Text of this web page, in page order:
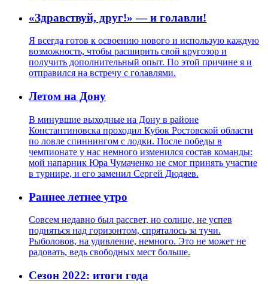
«Здравствуй, друг!» — и голавли!
Я всегда готов к освоению нового и использую каждую
возможность, чтобы расширить свой кругозор и
получить дополнительный опыт. По этой причине я и
отправился на встречу с голавлями.
Летом на Дону
В минувшие выходные на Дону в районе
Константиновска проходил Кубок Ростовской области
по ловле спиннингом с лодки. После победы в
чемпионате у нас немного изменился состав команды:
мой напарник Юра Чумаченко не смог принять участие
в турнире, и его заменил Сергей Дюдяев.
Раннее летнее утро
Совсем недавно был рассвет, но солнце, не успев
подняться над горизонтом, спряталось за тучи.
Рыболовов, на удивление, немного. Это не может не
радовать, ведь свободных мест больше.
Сезон 2022: итоги года